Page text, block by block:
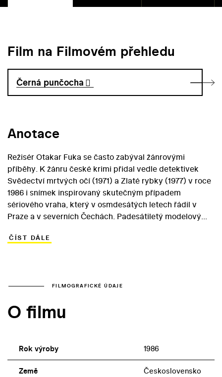
Film na Filmovém přehledu
Černá punčocha
Anotace
Režisér Otakar Fuka se často zabýval žánrovými
příběhy. K žánru české krimi přidal vedle detektivek
Svědectví mrtvých očí (1971) a Zlaté rybky (1977) v roce
1986 i snímek inspirovaný skutečným případem
sériového vraha, který v osmdesátých letech řádil v
Praze a v severních Čechách. Padesátiletý modelový
život mezi krásnými ženami, provokativní fotografka
člověk, se mění ve fantóma, který se specializuje na
nočních výletech netuší ani jeho žena (Luba Skořepová).
Pospíchal.
ČÍST DÁLE
FILMOGRAFICKÉ ÚDAJE
O filmu
Rok výroby 1986
Země Československo